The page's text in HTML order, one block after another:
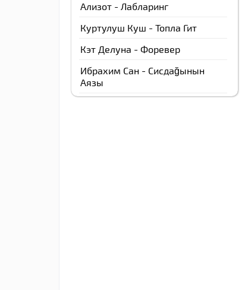
Ализот - Лабларинг
Куртулуш Куш - Топла Гит
Кэт Делуна - Форевер
Ибрахим Cан - Сисдаğынын
Аязы